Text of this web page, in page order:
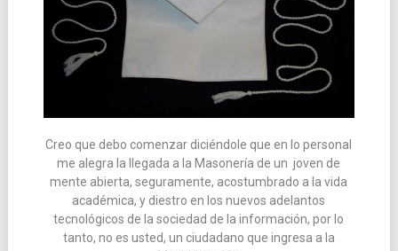
Creo que debo comenzar diciéndole que en lo personal
me alegra la llegada a la Masonería de un joven de
mente abierta, seguramente, acostumbrado a la vida
académica, y diestro en los nuevos adelantos
tecnológicos de la sociedad de la información, por lo
tanto, no es usted, un ciudadano que ingresa a la